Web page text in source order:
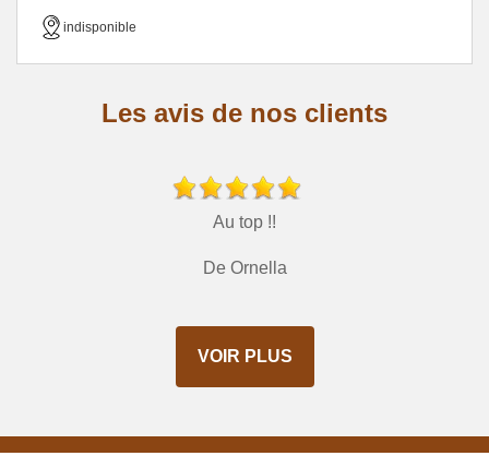
indisponible
Les avis de nos clients
Au top !!
De Ornella
VOIR PLUS